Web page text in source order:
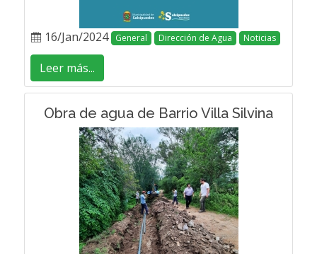
16/Jan/2024 General Dirección de Agua Noticias
Leer más...
Obra de agua de Barrio Villa Silvina